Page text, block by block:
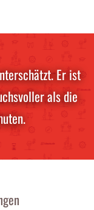
Er ist
als die